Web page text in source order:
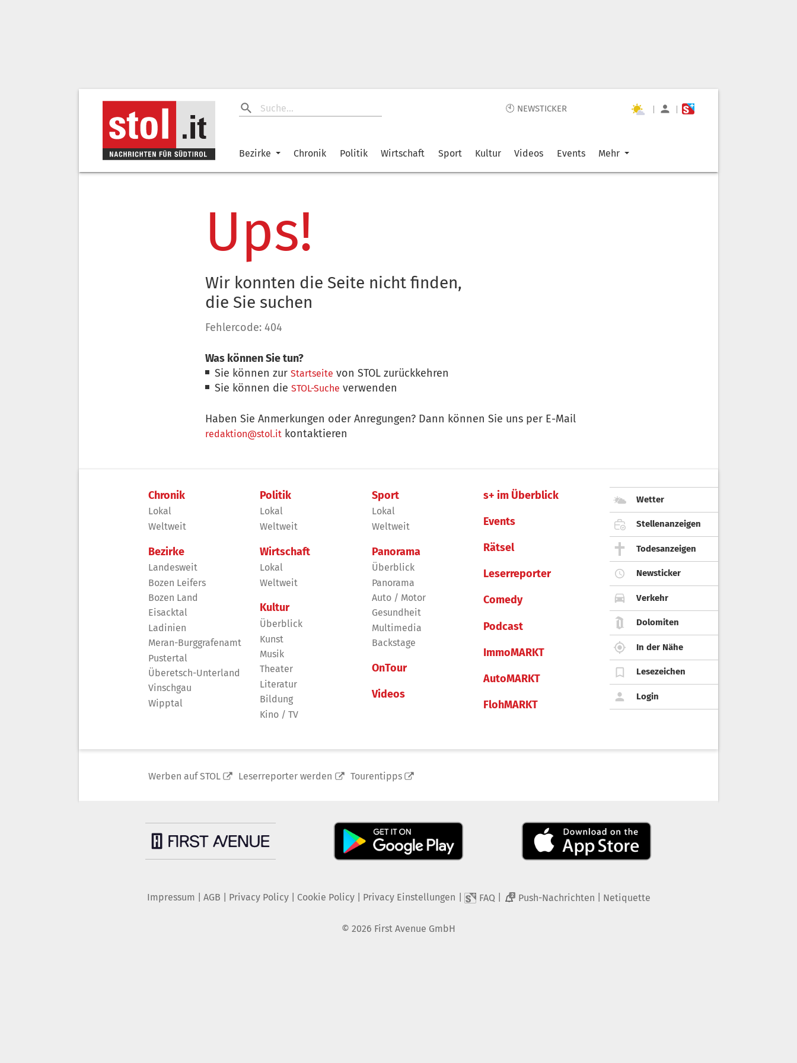
🕙 NEWSTICKER | |
Bezirke Chronik Politik Wirtschaft Sport Kultur Videos Events Mehr
Ups!
Wir konnten die Seite nicht finden,
die Sie suchen
Fehlercode: 404
Was können Sie tun?
Sie können zurStartseite von STOL zurückkehren
Sie können dieSTOL-Suche verwenden
Haben Sie Anmerkungen oder Anregungen? Dann können Sie uns per E-Mail
redaktion@stol.it kontaktieren
Chronik
Lokal
Weltweit
Bezirke
Landesweit
Bozen Leifers
Bozen Land
Eisacktal
Ladinien
Meran-Burggrafenamt
Pustertal
Überetsch-Unterland
Vinschgau
Wipptal
Politik
Lokal
Weltweit
Wirtschaft
Lokal
Weltweit
Kultur
Überblick
Kunst
Musik
Theater
Literatur
Bildung
Kino / TV
Sport
Lokal
Weltweit
Panorama
Überblick
Panorama
Auto / Motor
Gesundheit
Multimedia
Backstage
OnTour
Videos
s+ im Überblick
Events
Rätsel
Leserreporter
Comedy
Podcast
ImmoMARKT
AutoMARKT
FlohMARKT
Wetter
Stellenanzeigen
Todesanzeigen
Newsticker
Verkehr
Dolomiten
In der Nähe
Lesezeichen
Login
Werben auf STOL Leserreporter werden Tourentipps
Impressum AGB Privacy Policy| Cookie Policy| Privacy Einstellungen FAQ 2 Push-Nachrichten Netiquette
© 2026 First Avenue GmbH